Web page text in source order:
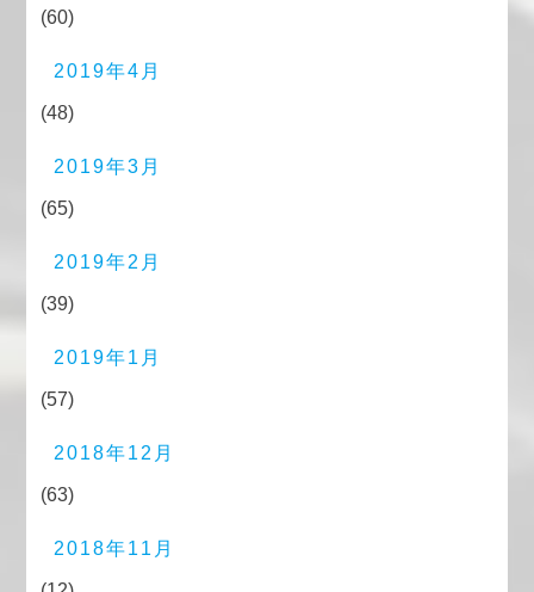
(60)
2019年4月
(48)
2019年3月
(65)
2019年2月
(39)
2019年1月
(57)
2018年12月
(63)
2018年11月